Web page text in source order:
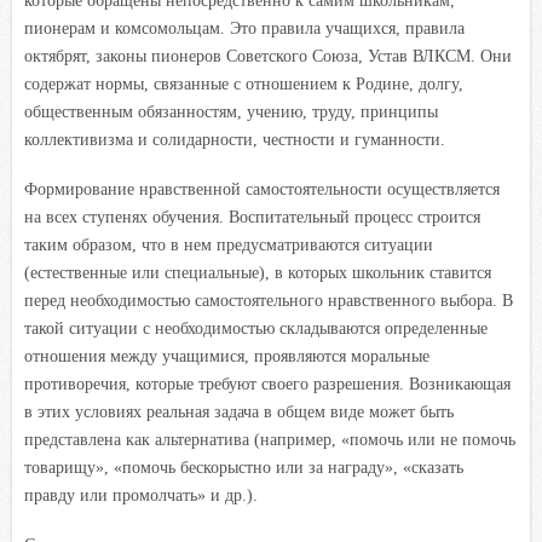
пионерам и комсомольцам. Это правила учащихся, правила
октябрят, законы пионеров Советского Союза, Устав ВЛКСМ. Они
содержат нормы, связанные с отношением к Родине, долгу,
общественным обязанностям, учению, труду, принципы
коллективизма и солидарности, честности и гуманности.
Формирование нравственной самостоятельности осуществляется
на всех ступенях обучения. Воспитательный процесс строится
таким образом, что в нем предусматриваются ситуации
(естественные или специальные), в которых школьник ставится
перед необходимостью самостоятельного нравственного выбора. В
такой ситуации с необходимостью складываются определенные
отношения между учащимися, проявляются моральные
противоречия, которые требуют своего разрешения. Возникающая
в этих условиях реальная задача в общем виде может быть
представлена как альтернатива (например, «помочь или не помочь
товарищу», «помочь бескорыстно или за награду», «сказать
правду или промолчать» и др.).